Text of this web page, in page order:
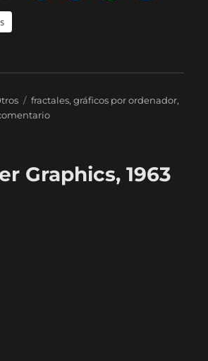
Etiquetas
fractales,gráficos por ordenador,
en
Graphics, 1963